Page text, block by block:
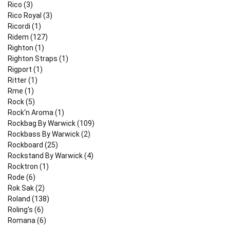
Rico (3)
Rico Royal (3)
Ricordi (1)
Ridem (127)
Righton (1)
Righton Straps (1)
Rigport (1)
Ritter (1)
Rme (1)
Rock (5)
Rock'n Aroma (1)
Rockbag By Warwick (109)
Rockbass By Warwick (2)
Rockboard (25)
Rockstand By Warwick (4)
Rocktron (1)
Rode (6)
Rok Sak (2)
Roland (138)
Roling's (6)
Romana (6)